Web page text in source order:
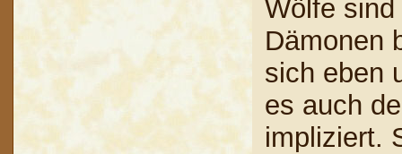
Wölfe
Dämonen
sich eben
es auch
impliziert.